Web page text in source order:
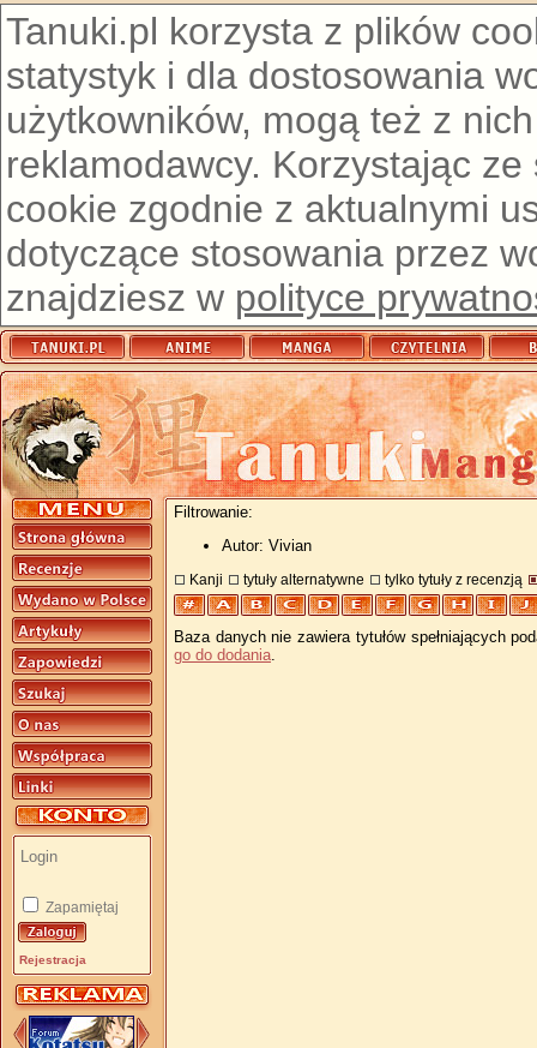
Tanuki.pl korzysta z plików
statystyk i dla dostosowania
użytkowników, mogą też z
reklamodawcy. Korzystając
cookie zgodnie z aktualnymi
dotyczące stosowania przez
znajdziesz w polityce
Zapamiętaj
Rejestracja
Filtrowanie:
Autor: Vivian
Kanji tytuły alternatywne tylko tytuły z recenzją
Baza danych nie zawiera tytułów spełniających
go do dodania.